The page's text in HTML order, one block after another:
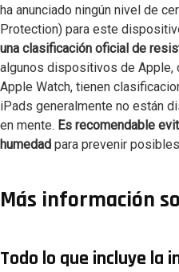
ha anunciado ningún nivel de
Protection) para este
una clasificación oficial de
algunos dispositivos de Apple,
Apple Watch, tienen
iPads generalmente no están
en mente. Es recomendable
humedad para prevenir
Más información
Todo lo que incluye la